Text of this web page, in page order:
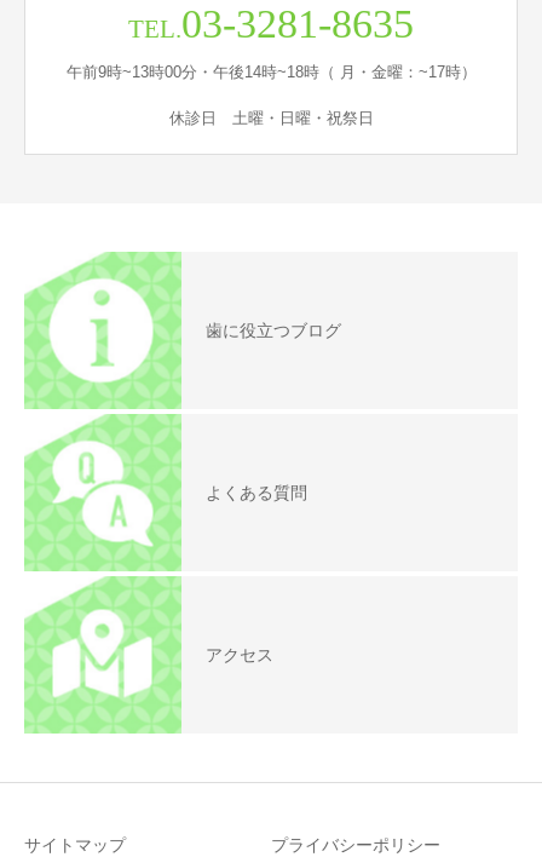
TEL.03-3281-8635
午前9時~13時00分・午後14時~18時（ 月・金曜：~17時）
休診日 土曜・日曜・祝祭日
歯に役立つブログ
よくある質問
アクセス
サイトマップ プライバシーポリシー